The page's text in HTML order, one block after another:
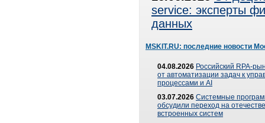
service: эксперты
данных
MSKIT.RU: последние новости
04.08.2026 Российский RPA-
от автоматизации задач к
процессами и AI
03.07.2026 Системные
обсудили переход на
встроенных систем